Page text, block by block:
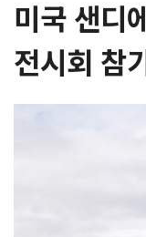
미국 샌디
전시회 참